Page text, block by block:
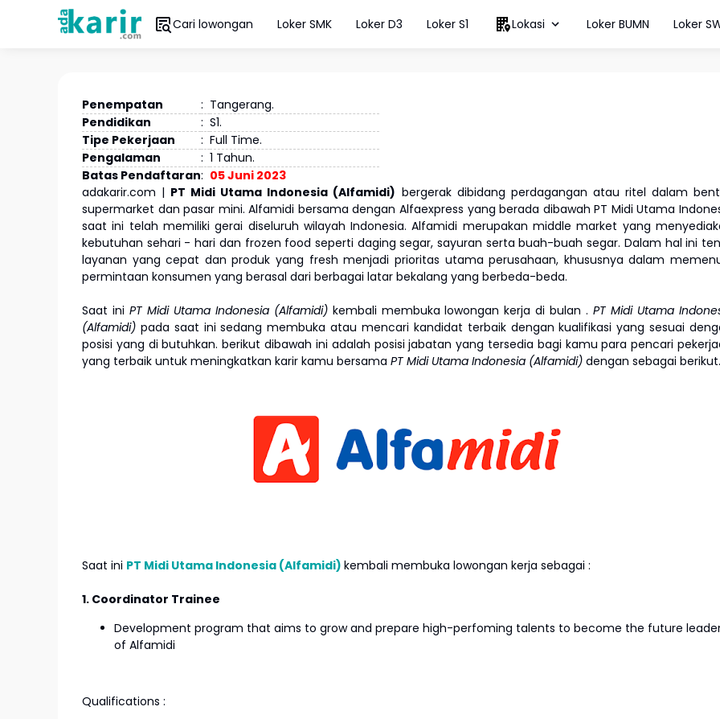
Cari lowongan Loker SMK Loker D3 Loker S1 Lokasi Loker BUMN Loker
Penempatan : Tangerang.
Pendidikan
: S1.
Tipe Pekerjaan
: Full Time.
Pengalaman
: 1 Tahun.
Batas Pendaftaran: 05 Juni 2023
adakarir.com | PT Midi Utama Indonesia (Alfamidi) bergerak dibidang perdagangan atau ritel dalam
supermarket dan pasar mini. Alfamidi bersama dengan Alfaexpress yang berada dibawah PT Midi Utama
saat ini telah memiliki gerai diseluruh wilayah Indonesia. Alfamidi merupakan middle market yang
kebutuhan sehari - hari dan frozen food seperti daging segar, sayuran serta buah-buah segar. Dalam hal ini
layanan yang cepat dan produk yang fresh menjadi prioritas utama perusahaan, khususnya dalam
permintaan konsumen yang berasal dari berbagai latar bekalang yang berbeda-beda.
Saat ini PT Midi Utama Indonesia (Alfamidi) kembali membuka lowongan kerja di bulan.PT Midi Utama
(Alfamidi) pada saat ini sedang membuka atau mencari kandidat terbaik dengan kualifikasi yang sesuai
posisi yang di butuhkan. berikut dibawah ini adalah posisi jabatan yang tersedia bagi kamu para pencari
yang terbaik untuk meningkatkan karir kamu bersama PT Midi Utama Indonesia (Alfamidi) dengan sebagai berikut.
Saat ini PT Midi Utama Indonesia (Alfamidi) kembali membuka lowongan kerja sebagai :
1. Coordinator Trainee
Development program that aims to grow and prepare high-perfoming talents to become the future
of Alfamidi
Qualifications :